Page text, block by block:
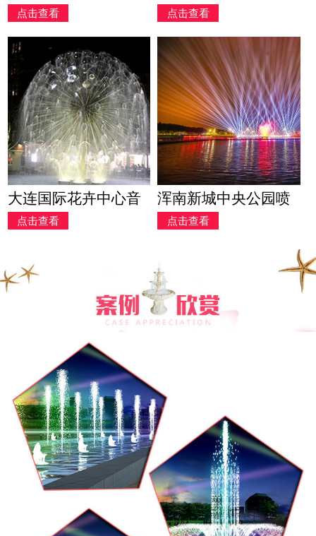
价230万)
点击查看 目工程(造价159万)
点击查看
大连国际花卉中心音
乐喷泉(造价47万)
点击查看
浑南新城中央公园喷
泉工程
点击查看